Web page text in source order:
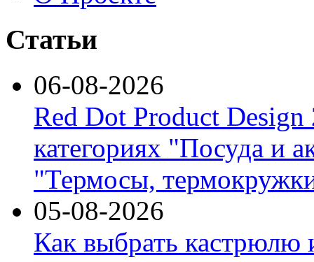
Статьи
06-08-2026
Red Dot Product Design
категориях "Посуда и
"Термосы,
05-08-2026
Как выбрать кастрюлю